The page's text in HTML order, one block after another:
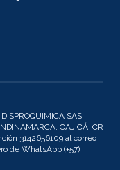
SAS.
CAJICÁ, CR
3142656109 al correo
de WhatsApp (+57)